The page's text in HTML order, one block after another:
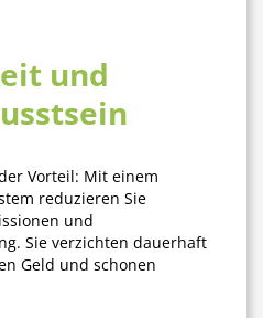
und
Vorteil: Mit einem
reduzieren Sie
und
Sie verzichten dauerhaft
Geld und schonen